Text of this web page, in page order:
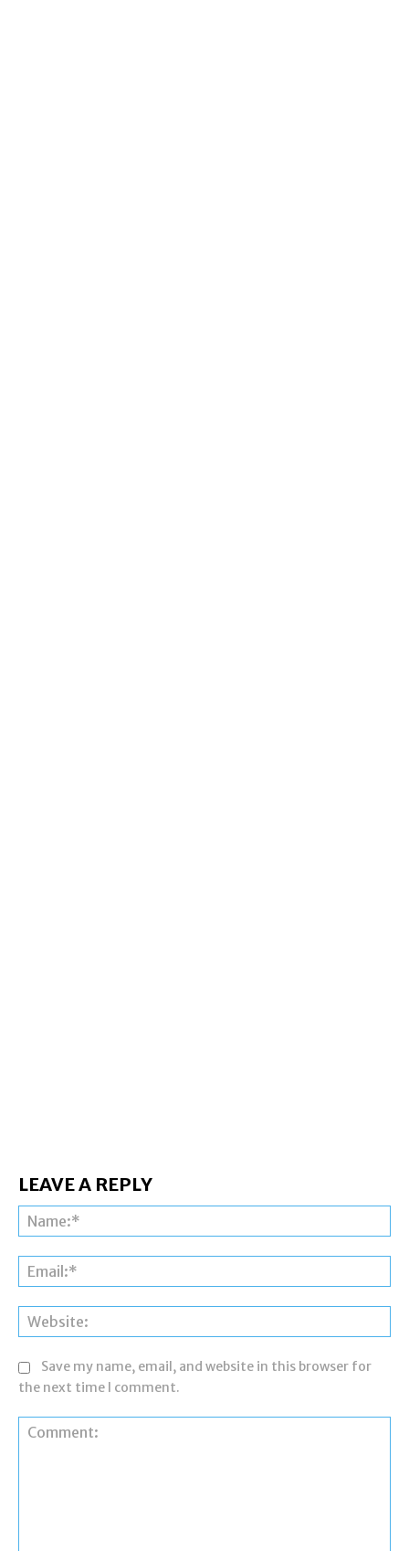
LEAVE A REPLY
Save my name, email, and website in this browser for
the next time I comment.